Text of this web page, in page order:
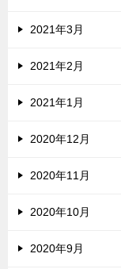
2021年3月
2021年2月
2021年1月
2020年12月
2020年11月
2020年10月
2020年9月